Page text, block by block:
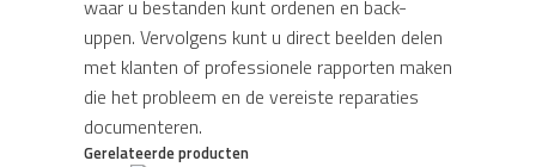
waar u bestanden kunt ordenen en back-
uppen. Vervolgens kunt u direct beelden delen
met klanten of professionele rapporten maken
die het probleem en de vereiste reparaties
documenteren.
Gerelateerde producten